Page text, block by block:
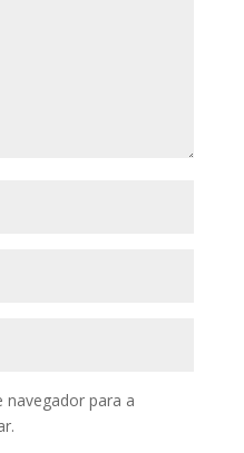
navegador para a